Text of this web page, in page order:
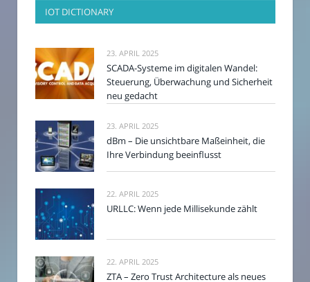
IOT DICTIONARY
23. APRIL 2025
SCADA-Systeme im digitalen Wandel:
Steuerung, Überwachung und Sicherheit
neu gedacht
23. APRIL 2025
dBm – Die unsichtbare Maßeinheit, die
Ihre Verbindung beeinflusst
22. APRIL 2025
URLLC: Wenn jede Millisekunde zählt
22. APRIL 2025
ZTA – Zero Trust Architecture als neues